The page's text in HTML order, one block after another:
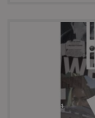
11 Gennaio 2021